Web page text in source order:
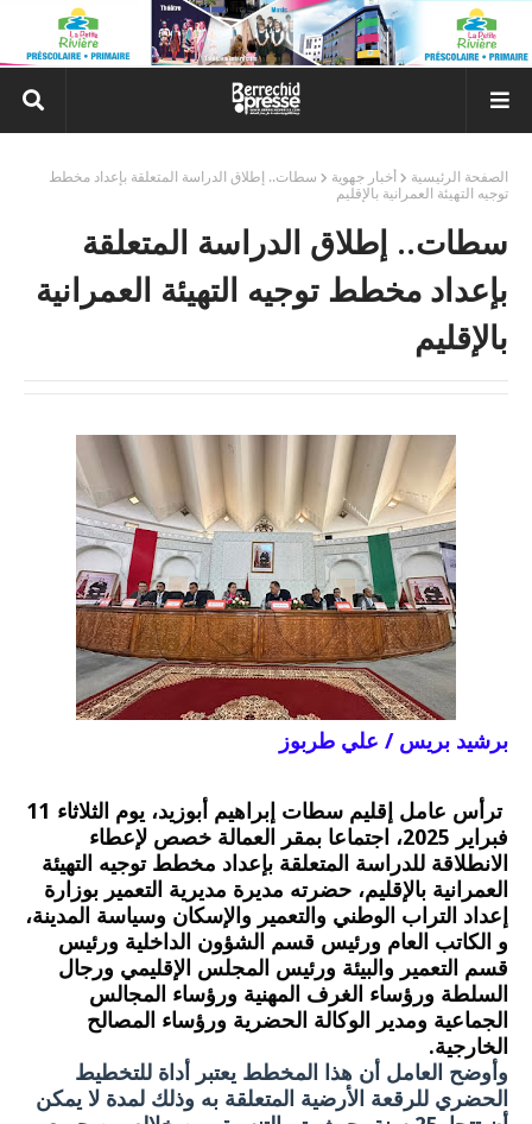
الصفحة الرئيسية أخبار جهوية
سطات.. إطلاق الدراسة المتعلقة بإعداد مخطط
توجيه التهيئة العمرانية بالإقليم
سطات.. إطلاق الدراسة المتعلقة
بإعداد مخطط توجيه التهيئة العمرانية
بالإقليم
برشيد بريس / علي طربوز
ترأس عامل إقليم سطات إبراهيم أبوزيد، يوم الثلاثاء 11
فبراير 2025، اجتماعا بمقر العمالة خصص لإعطاء
الانطلاقة للدراسة المتعلقة بإعداد مخطط توجيه التهيئة
العمرانية بالإقليم، حضرته مديرة مديرية التعمير بوزارة
إعداد التراب الوطني والتعمير والإسكان وسياسة المدينة،
و الكاتب العام ورئيس قسم الشؤون الداخلية ورئيس
قسم التعمير والبيئة ورئيس المجلس الإقليمي ورجال
السلطة ورؤساء الغرف المهنية ورؤساء المجالس
الجماعية ومدير الوكالة الحضرية ورؤساء المصالح
الخارجية.
وأوضح العامل أن هذا المخطط يعتبر أداة للتخطيط
الحضري للرقعة الأرضية المتعلقة به وذلك لمدة لا يمكن